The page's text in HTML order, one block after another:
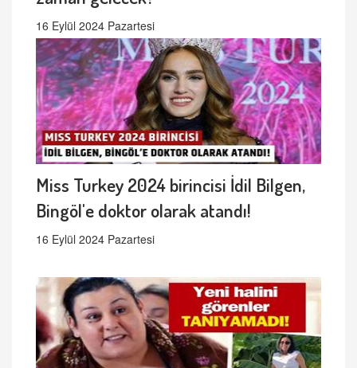
16 Eylül 2024 Pazartesi
Miss Turkey 2024 birincisi İdil Bilgen,
Bingöl'e doktor olarak atandı!
16 Eylül 2024 Pazartesi